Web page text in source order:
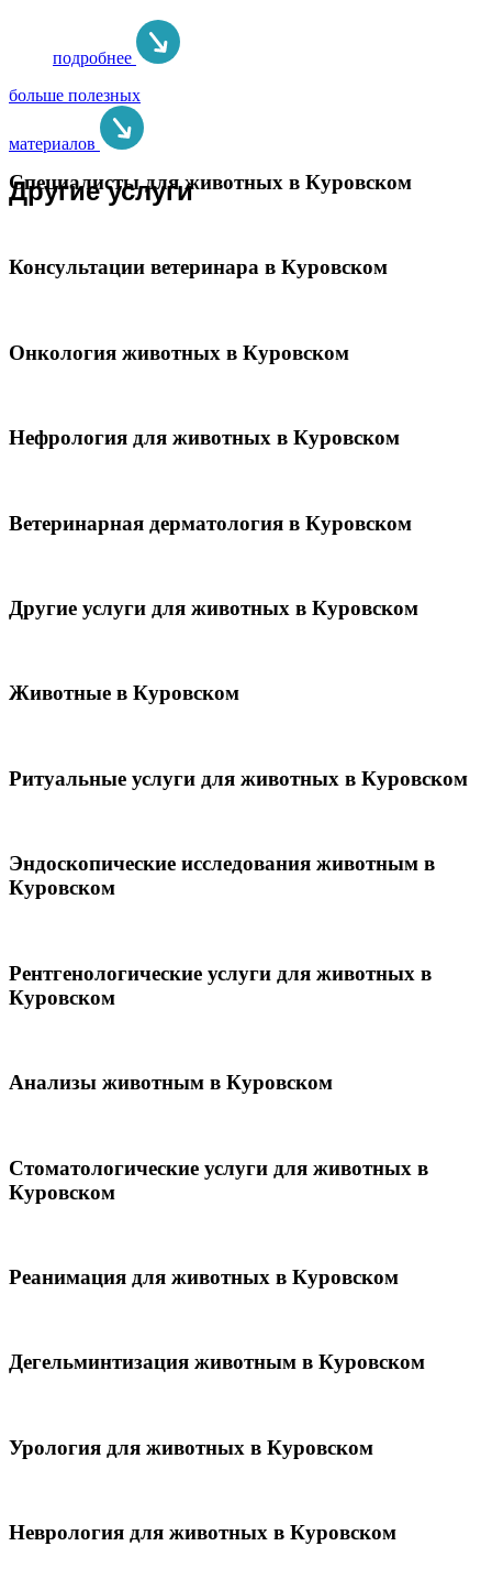
подробнее
больше полезных
материалов
Другие услуги
Специалисты для животных в Куровском
Консультации ветеринара в Куровском
Онкология животных в Куровском
Нефрология для животных в Куровском
Ветеринарная дерматология в Куровском
Другие услуги для животных в Куровском
Животные в Куровском
Ритуальные услуги для животных в Куровском
Эндоскопические исследования животным в
Куровском
Рентгенологические услуги для животных в
Куровском
Анализы животным в Куровском
Стоматологические услуги для животных в
Куровском
Реанимация для животных в Куровском
Дегельминтизация животным в Куровском
Урология для животных в Куровском
Неврология для животных в Куровском